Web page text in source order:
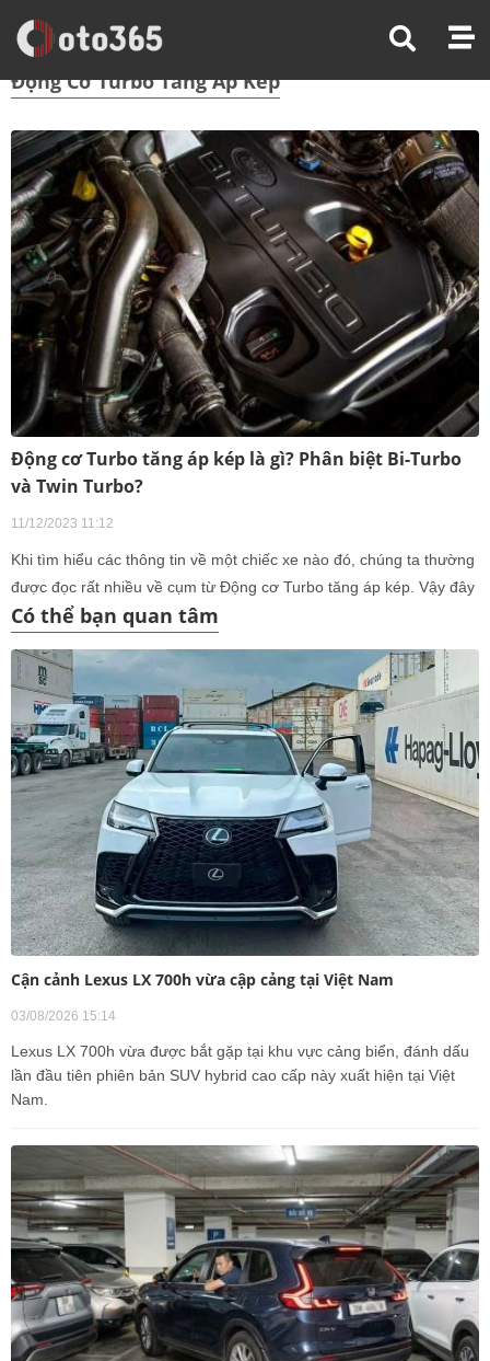
Trang Chủ Động Cơ Turbo Tăng Áp Kép
Động Cơ Turbo Tăng Áp Kép
Động cơ Turbo tăng áp kép là gì? Phân biệt Bi-Turbo
và Twin Turbo?
11/12/2023 11:12
Khi tìm hiểu các thông tin về một chiếc xe nào đó, chúng ta thường
được đọc rất nhiều về cụm từ Động cơ Turbo tăng áp kép. Vậy đây
là loại động cơ như thế nào
Có thể bạn quan tâm
Cận cảnh Lexus LX 700h vừa cập cảng tại Việt Nam
03/08/2026 15:14
Lexus LX 700h vừa được bắt gặp tại khu vực cảng biển, đánh dấu
lần đầu tiên phiên bản SUV hybrid cao cấp này xuất hiện tại Việt
Nam.